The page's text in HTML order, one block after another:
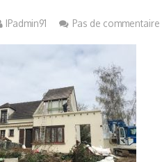
IPadmin91 Pas de commentaire